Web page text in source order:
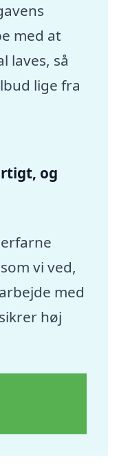
med at
laves, så
lige fra
og
vi ved,
med
høj